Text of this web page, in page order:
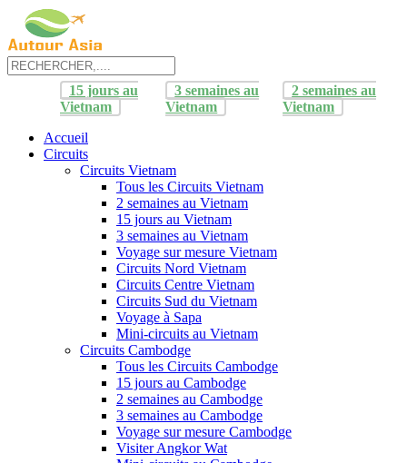
15 jours au
Vietnam
3 semaines au
Vietnam
2 semaines au
Vietnam
Accueil
Circuits
Circuits Vietnam
Tous les Circuits Vietnam
2 semaines au Vietnam
15 jours au Vietnam
3 semaines au Vietnam
Voyage sur mesure Vietnam
Circuits Nord Vietnam
Circuits Centre Vietnam
Circuits Sud du Vietnam
Voyage à Sapa
Mini-circuits au Vietnam
Circuits Cambodge
Tous les Circuits Cambodge
15 jours au Cambodge
2 semaines au Cambodge
3 semaines au Cambodge
Voyage sur mesure Cambodge
Visiter Angkor Wat